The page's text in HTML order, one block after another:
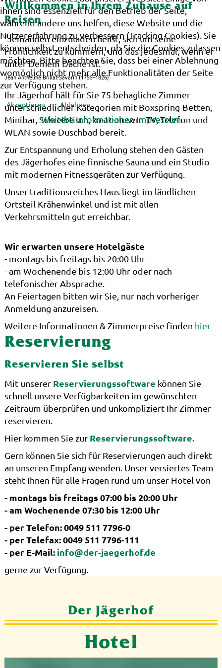
Willkommen in Ihrem Zuhause auf
Reisen
"Jemanden einzuladen heißt, sich um seine
Fröhlichkeit zu kümmern, und das jedesmal, wenn er
unter Deinem Dache ist."
Jean Anthelme Brillat-Savarin (1755–1826)
Ihr Jägerhof hält für Sie 75 behagliche Zimmer
unterschiedlicher Kategorien mit Boxspring-Betten,
Minibar, Schreibtisch, kostenlosem TV, Telefon und
WLAN sowie Duschbad bereit.
Zur Entspannung und Erholung stehen den Gästen
des Jägerhofes eine finnische Sauna und ein Studio
mit modernen Fitnessgeräten zur Verfügung.
Unser traditionsreiches Haus liegt im ländlichen
Ortsteil Krähenwinkel und ist mit allen
Verkehrsmitteln gut erreichbar.
Wir erwarten unsere Hotelgäste
- montags bis freitags bis 20:00 Uhr
- am Wochenende bis 12:00 Uhr oder nach
telefonischer Absprache.
An Feiertagen bitten wir Sie, nur nach vorheriger
Anmeldung anzureisen.
Weitere Informationen & Zimmerpreise finden hier
Reservierung
Reservieren Sie selbst
Mit unserer Reservierungssoftware können Sie
schnell unsere Verfügbarkeiten im gewünschten
Zeitraum überprüfen und unkompliziert Ihr Zimmer
reservieren.
Hier kommen Sie zur Reservierungssoftware.
Gern können Sie sich für Reservierungen auch direkt
an unseren Empfang wenden. Unser versiertes Team
steht Ihnen für alle Fragen rund um unser Hotel von
- montags bis freitags 07:00 bis 20:00 Uhr
- am Wochenende 07:30 bis 12:00 Uhr
- per Telefon: 0049 511 7796-0
- per Telefax: 0049 511 7796-111
- per E-Mail: info@der-jaegerhof.de
gerne zur Verfügung.
Der Jägerhof
Hotel
ihnen sind essenziell für den Betrieb der Seite,
während andere uns helfen, diese Website und die
Nutzererfahrung zu verbessern (Tracking Cookies). Sie
können selbst entscheiden, ob Sie die Cookies zulassen
möchten. Bitte beachten Sie, dass bei einer Ablehnung
womöglich nicht mehr alle Funktionalitäten der Seite
zur Verfügung stehen.
Akzeptieren Ablehnen
Weitere Informationen Impressum